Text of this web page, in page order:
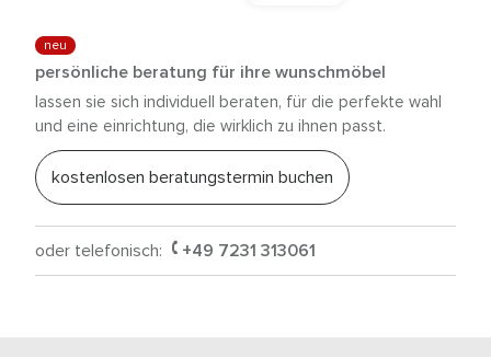
neu
persönliche beratung für ihre wunschmöbel
lassen sie sich individuell beraten, für die perfekte wahl
und eine einrichtung, die wirklich zu ihnen passt.
kostenlosen beratungstermin buchen
oder telefonisch: +49 7231 313061